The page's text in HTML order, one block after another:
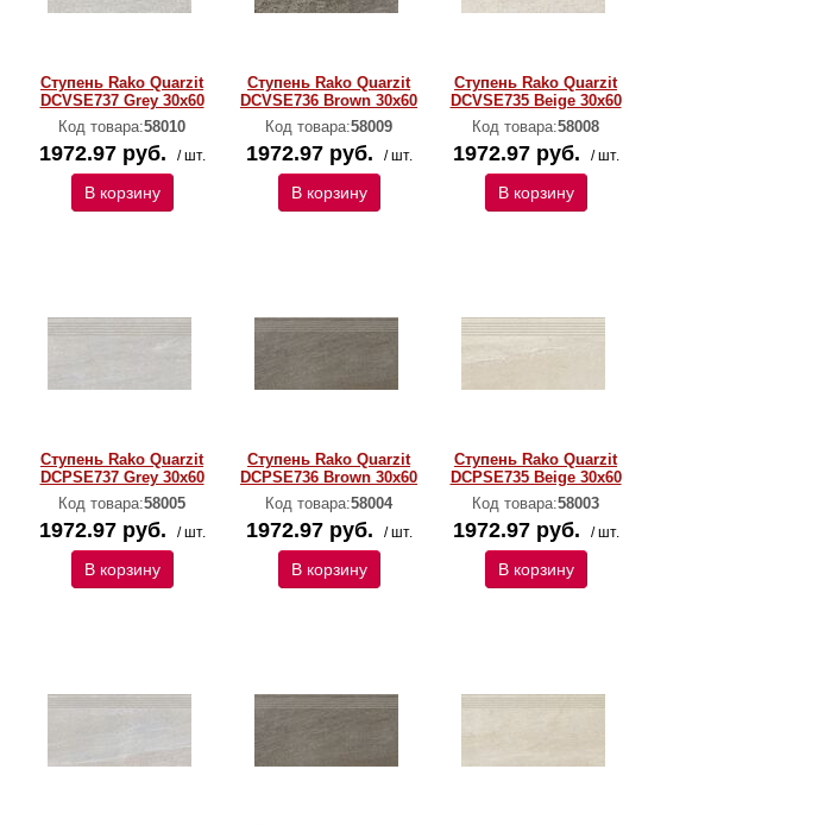
Ступень Rako Quarzit
DCVSE737 Grey 30x60
Код товара:58010
1972.97 руб. / шт.
В корзину
Ступень Rako Quarzit
DCVSE736 Brown 30x60
Код товара:58009
1972.97 руб. / шт.
В корзину
Ступень Rako Quarzit
DCVSE735 Beige 30x60
Код товара:58008
1972.97 руб. / шт.
В корзину
Ступень Rako Quarzit
DCPSE737 Grey 30x60
Код товара:58005
1972.97 руб. / шт.
В корзину
Ступень Rako Quarzit
DCPSE736 Brown 30x60
Код товара:58004
1972.97 руб. / шт.
В корзину
Ступень Rako Quarzit
DCPSE735 Beige 30x60
Код товара:58003
1972.97 руб. / шт.
В корзину